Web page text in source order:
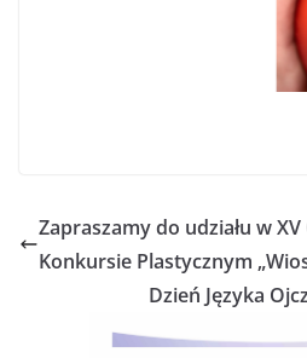
Zapraszamy do udziału w
Konkursie Plastycznym
Dzień Języka